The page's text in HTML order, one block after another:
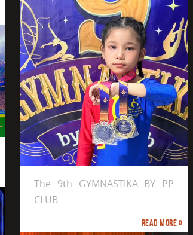
The 9th GYMNASTIKA BY PP
CLUB
Read more »
ได้รับรางวัล Gold Medal